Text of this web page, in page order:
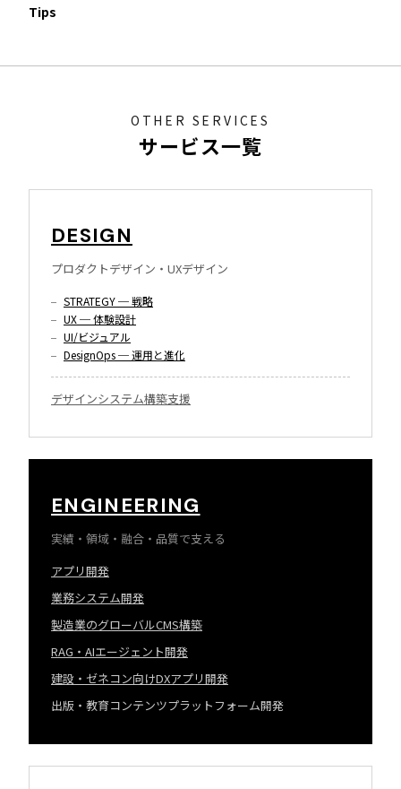
Tips
OTHER SERVICES
サービス一覧
DESIGN
プロダクトデザイン・UXデザイン
STRATEGY ─ 戦略
UX ─ 体験設計
UI/ビジュアル
DesignOps ─ 運用と進化
デザインシステム構築支援
ENGINEERING
実績・領域・融合・品質で支える
アプリ開発
業務システム開発
製造業のグローバルCMS構築
RAG・AIエージェント開発
建設・ゼネコン向けDXアプリ開発
出版・教育コンテンツプラットフォーム開発